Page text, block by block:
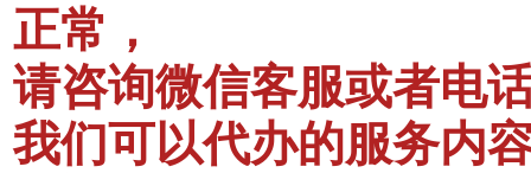
正常，
请咨询微信客服或者电
我们可以代办的服务内